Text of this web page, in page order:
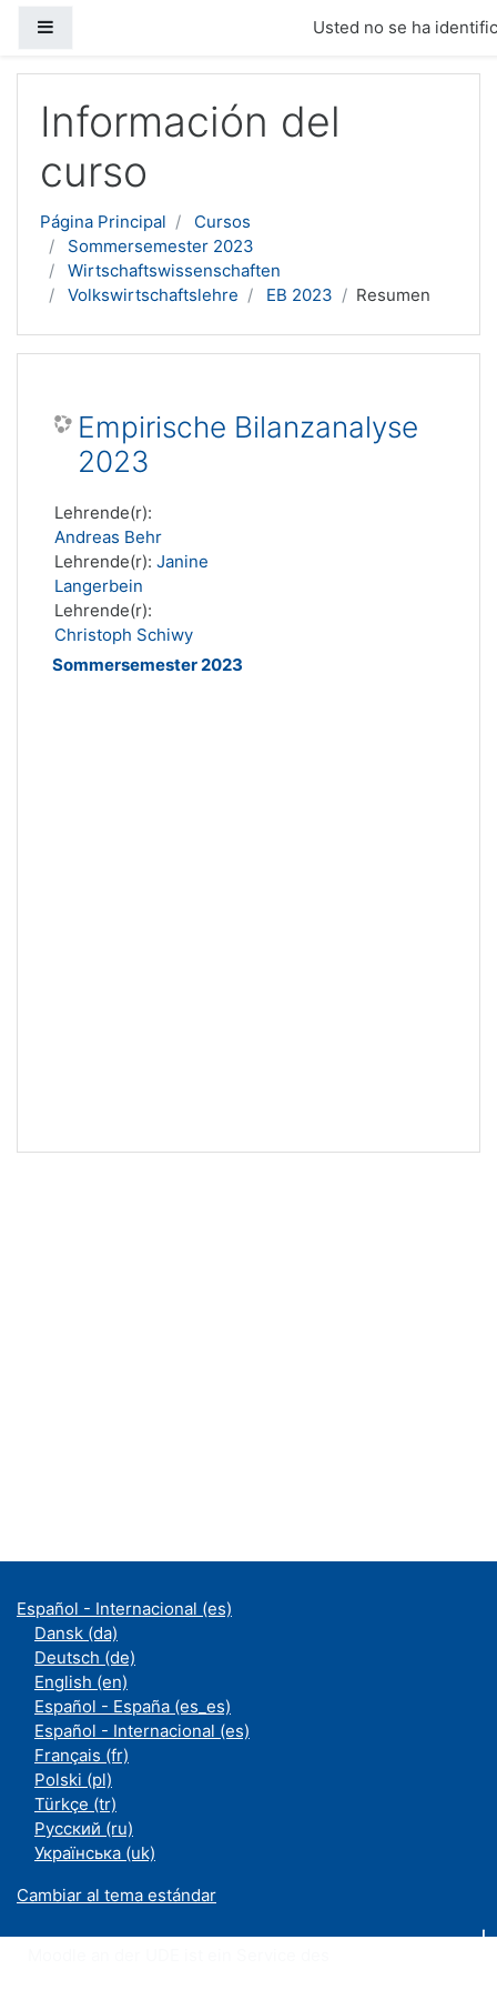
Usted no se ha
Información del
curso
Página Principal
Cursos
Sommersemester 2023
Wirtschaftswissenschaften
Volkswirtschaftslehre
EB 2023 Resumen
Empirische Bilanzanalyse
2023
Lehrende(r):
Andreas Behr
Lehrende(r): Janine
Langerbein
Lehrende(r):
Christoph Schiwy
Sommersemester 2023
Español - Internacional ‎(es)‎
Dansk ‎(da)‎
Deutsch ‎(de)‎
English ‎(en)‎
Español - España ‎(es_es)‎
Español - Internacional ‎(es)‎
Français ‎(fr)‎
Polski ‎(pl)‎
Türkçe ‎(tr)‎
Русский ‎(ru)‎
Українська ‎(uk)‎
Cambiar al tema estándar